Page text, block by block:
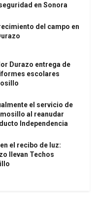
en Sonora
del campo en
Durazo entrega de
escolares
el servicio de
al reanudar
Independencia
el recibo de luz:
llevan Techos